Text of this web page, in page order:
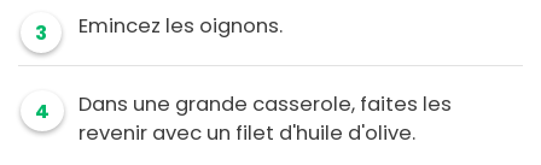
3 Emincez les oignons.
4
Dans une grande casserole, faites les
revenir avec un filet d'huile d'olive.